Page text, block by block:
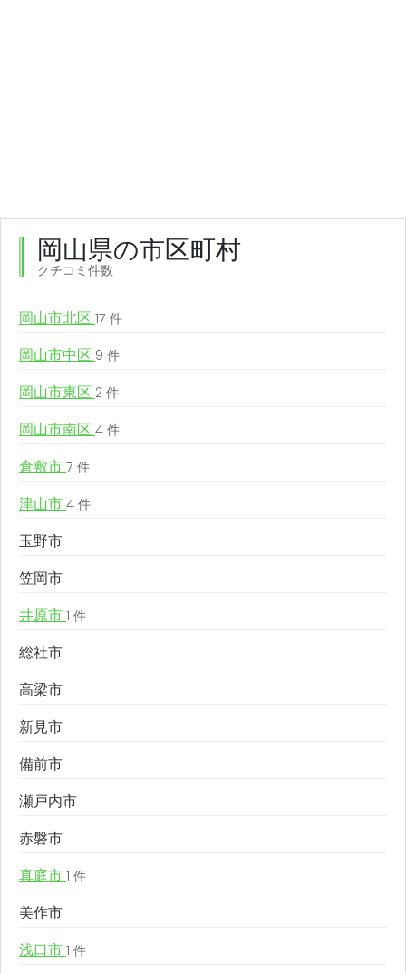
岡山県の市区町村
クチコミ件数
岡山市北区 17 件
岡山市中区 9 件
岡山市東区 2 件
岡山市南区 4 件
倉敷市 7 件
津山市 4 件
玉野市
笠岡市
井原市 1 件
総社市
高梁市
新見市
備前市
瀬戸内市
赤磐市
真庭市 1 件
美作市
浅口市 1 件